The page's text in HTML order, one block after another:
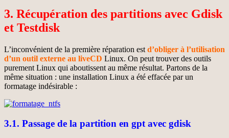
3. Récupération des partitions avec Gdisk
et Testdisk
L’inconvénient de la première réparation est d’obliger à l’utilisation
d’un outil externe au liveCD Linux. On peut trouver des outils
purement Linux qui aboutissent au même résultat. Partons de la
même situation : une installation Linux a été effacée par un
formatage indésirable :
3.1. Passage de la partition en gpt avec gdisk